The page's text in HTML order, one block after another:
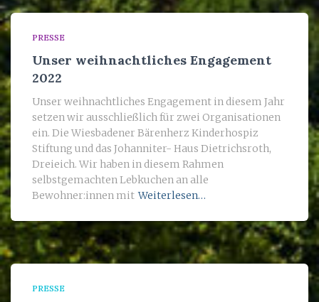
PRESSE
Unser weihnachtliches Engagement
2022
Unser weihnachtliches Engagement in diesem Jahr
setzen wir ausschließlich für zwei Organisationen
ein. Die Wiesbadener Bärenherz Kinderhospiz
Stiftung und das Johanniter- Haus Dietrichsroth,
Dreieich. Wir haben in diesem Rahmen
selbstgemachten Lebkuchen an alle
Bewohner:innen mit Weiterlesen…
PRESSE